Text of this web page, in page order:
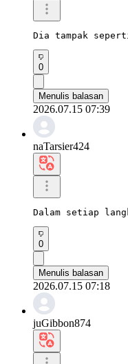
Dia tampak
0
Menulis balasan
2026.07.15 07:39
naTarsier424
Dalam setiap
0
Menulis balasan
2026.07.15 07:18
juGibbon874